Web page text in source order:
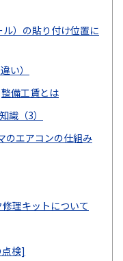
）の貼り付け位置に
い）
整備工賃とは
識（3）
のエアコンの仕組み
理キットについて
検]